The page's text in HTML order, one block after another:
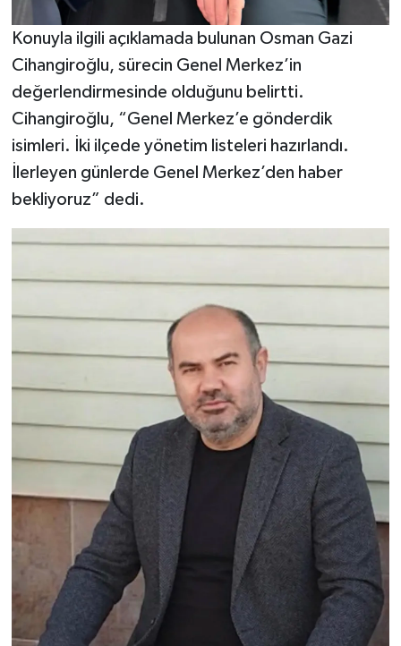
Konuyla ilgili açıklamada bulunan Osman Gazi
Cihangiroğlu, sürecin Genel Merkez’in
değerlendirmesinde olduğunu belirtti.
Cihangiroğlu, “Genel Merkez’e gönderdik
isimleri. İki ilçede yönetim listeleri hazırlandı.
İlerleyen günlerde Genel Merkez’den haber
bekliyoruz” dedi.